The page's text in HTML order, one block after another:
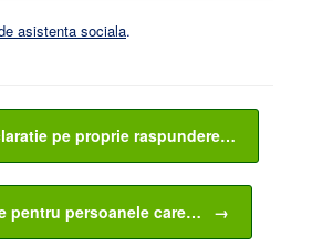
asistenta sociala.
pe proprie raspundere…
pentru persoanele care… →